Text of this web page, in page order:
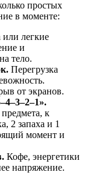
простых
в моменте:
или легкие
и
тело.
Перегрузка
от экранов.
к
2 запаха и 1
момент и
Кофе, энергетики
напряжение.